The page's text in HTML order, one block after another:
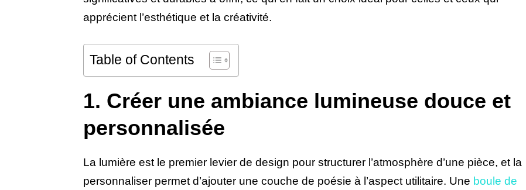
apprécient l’esthétique et la créativité.
Table of Contents
1. Créer une ambiance lumineuse douce et
personnalisée
La lumière est le premier levier de design pour structurer l’atmosphère d’une pièce, et la
personnaliser permet d’ajouter une couche de poésie à l’aspect utilitaire. Une boule de